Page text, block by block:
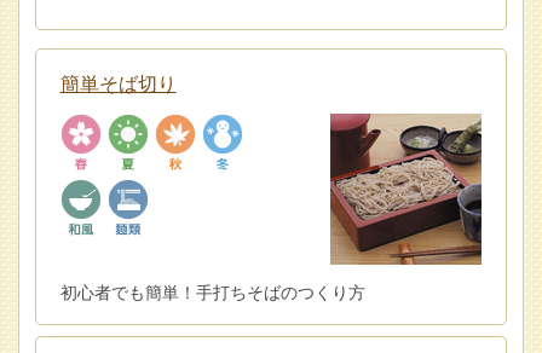
簡単そば切り
初心者でも簡単！手打ちそばのつくり方